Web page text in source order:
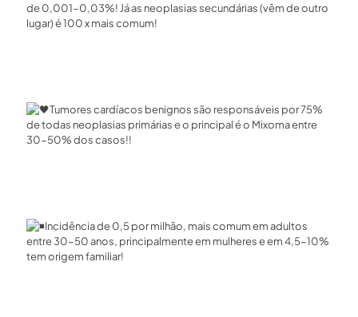
de 0,001-0,03%! Já as neoplasias secundárias (vêm de outro
lugar) é 100 x mais comum! ⁣
Tumores cardíacos benignos são responsáveis por 75%
de todas neoplasias primárias e o principal é o Mixoma entre
30-50% dos casos!!⁣
Incidência de 0,5 por milhão, mais comum em adultos
entre 30-50 anos, principalmente em mulheres e em 4,5-10%
tem origem familiar!⁣